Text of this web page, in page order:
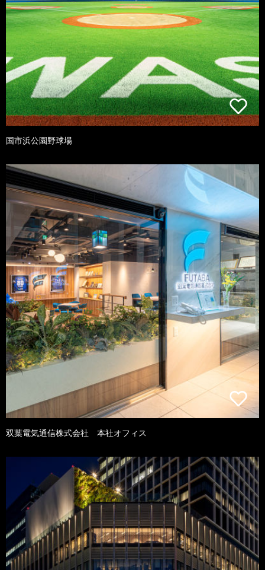
国市浜公園野球場
双葉電気通信株式会社 本社オフィス